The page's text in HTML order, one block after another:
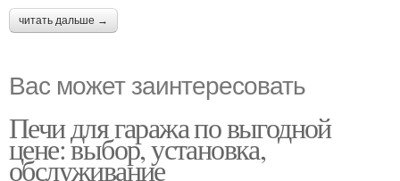
читать дальше →
Вас может заинтересовать
Печи для гаража по выгодной
цене: выбор, установка,
обслуживание